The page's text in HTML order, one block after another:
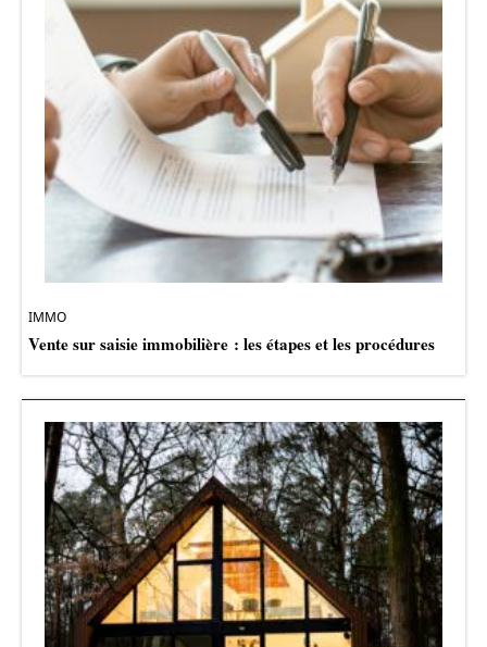
IMMO
Vente sur saisie immobilière : les étapes et les procédures